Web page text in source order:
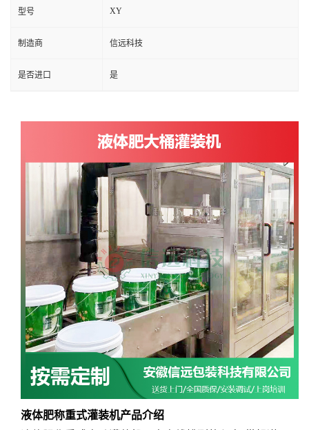
型号 XY
制造商 信远科技
是否进口 是
液体肥称重式灌装机产品介绍